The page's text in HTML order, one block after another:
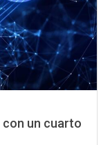
con un cuarto